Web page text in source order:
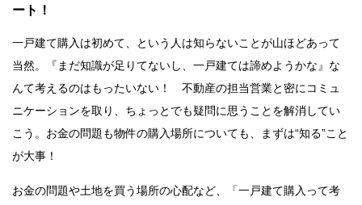
ート！
一戸建て購入は初めて、という人は知らないことが山ほどあって
当然。『まだ知識が足りてないし、一戸建ては諦めようかな』な
んて考えるのはもったいない！ 不動産の担当営業と密にコミュ
ニケーションを取り、ちょっとでも疑問に思うことを解消してい
こう。お金の問題も物件の購入場所についても、まずは“知る”こと
が大事！
お金の問題や土地を買う場所の心配など、「一戸建て購入って考